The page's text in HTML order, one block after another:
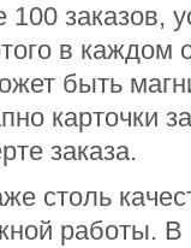
100 заказов,
в каждом
быть
карточки
заказа.
столь
работы. В